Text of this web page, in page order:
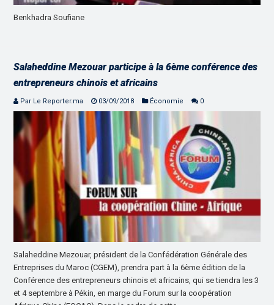
Benkhadra Soufiane
Salaheddine Mezouar participe à la 6ème conférence des
entrepreneurs chinois et africains
Par Le Reporter.ma 03/09/2018 Économie 0
Salaheddine Mezouar, président de la Confédération Générale des
Entreprises du Maroc (CGEM), prendra part à la 6ème édition de la
Conférence des entrepreneurs chinois et africains, qui se tiendra les 3
et 4 septembre à Pékin, en marge du Forum sur la coopération